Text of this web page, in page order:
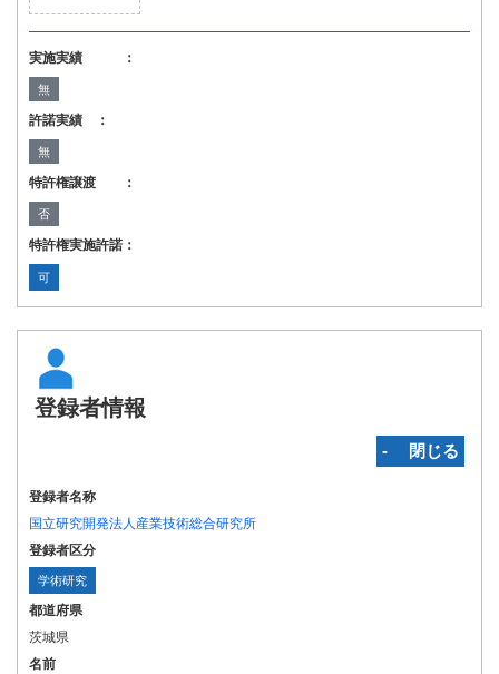
実施実績 ：
無
許諾実績 ：
無
特許権譲渡 ：
否
特許権実施許諾：
可
登録者情報
‐ 閉じる
登録者名称
国立研究開発法人産業技術総合研究所
登録者区分
学術研究
都道府県
茨城県
名前